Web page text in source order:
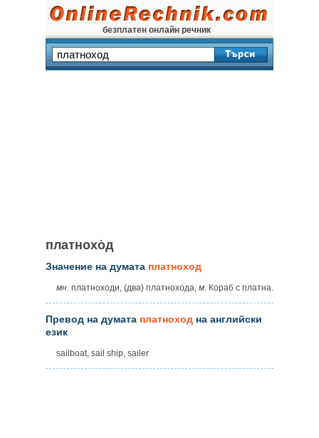
безплатен онлайн речник
платнохо̀д
Значение на думата платноход
мн. платноходи, (два) платнохода, м. Кораб с платна.
Превод на думата платноход на английски
език
sailboat, sail ship, sailer